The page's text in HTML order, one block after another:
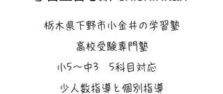
栃木県下野市小金井の学習塾
高校受験専門塾
小5～中3 5科目対応
少人数指導と個別指導